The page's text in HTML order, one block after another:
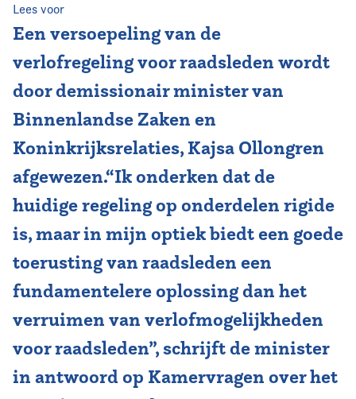
Lees voor
Een versoepeling van de
verlofregeling voor raadsleden wordt
door demissionair minister van
Binnenlandse Zaken en
Koninkrijksrelaties, Kajsa Ollongren
afgewezen.“Ik onderken dat de
huidige regeling op onderdelen rigide
is, maar in mijn optiek biedt een goede
toerusting van raadsleden een
fundamentelere oplossing dan het
verruimen van verlofmogelijkheden
voor raadsleden”, schrijft de minister
in antwoord op Kamervragen over het